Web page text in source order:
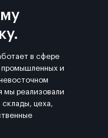
в сфере
промышленных и
мы реализовали
цеха,